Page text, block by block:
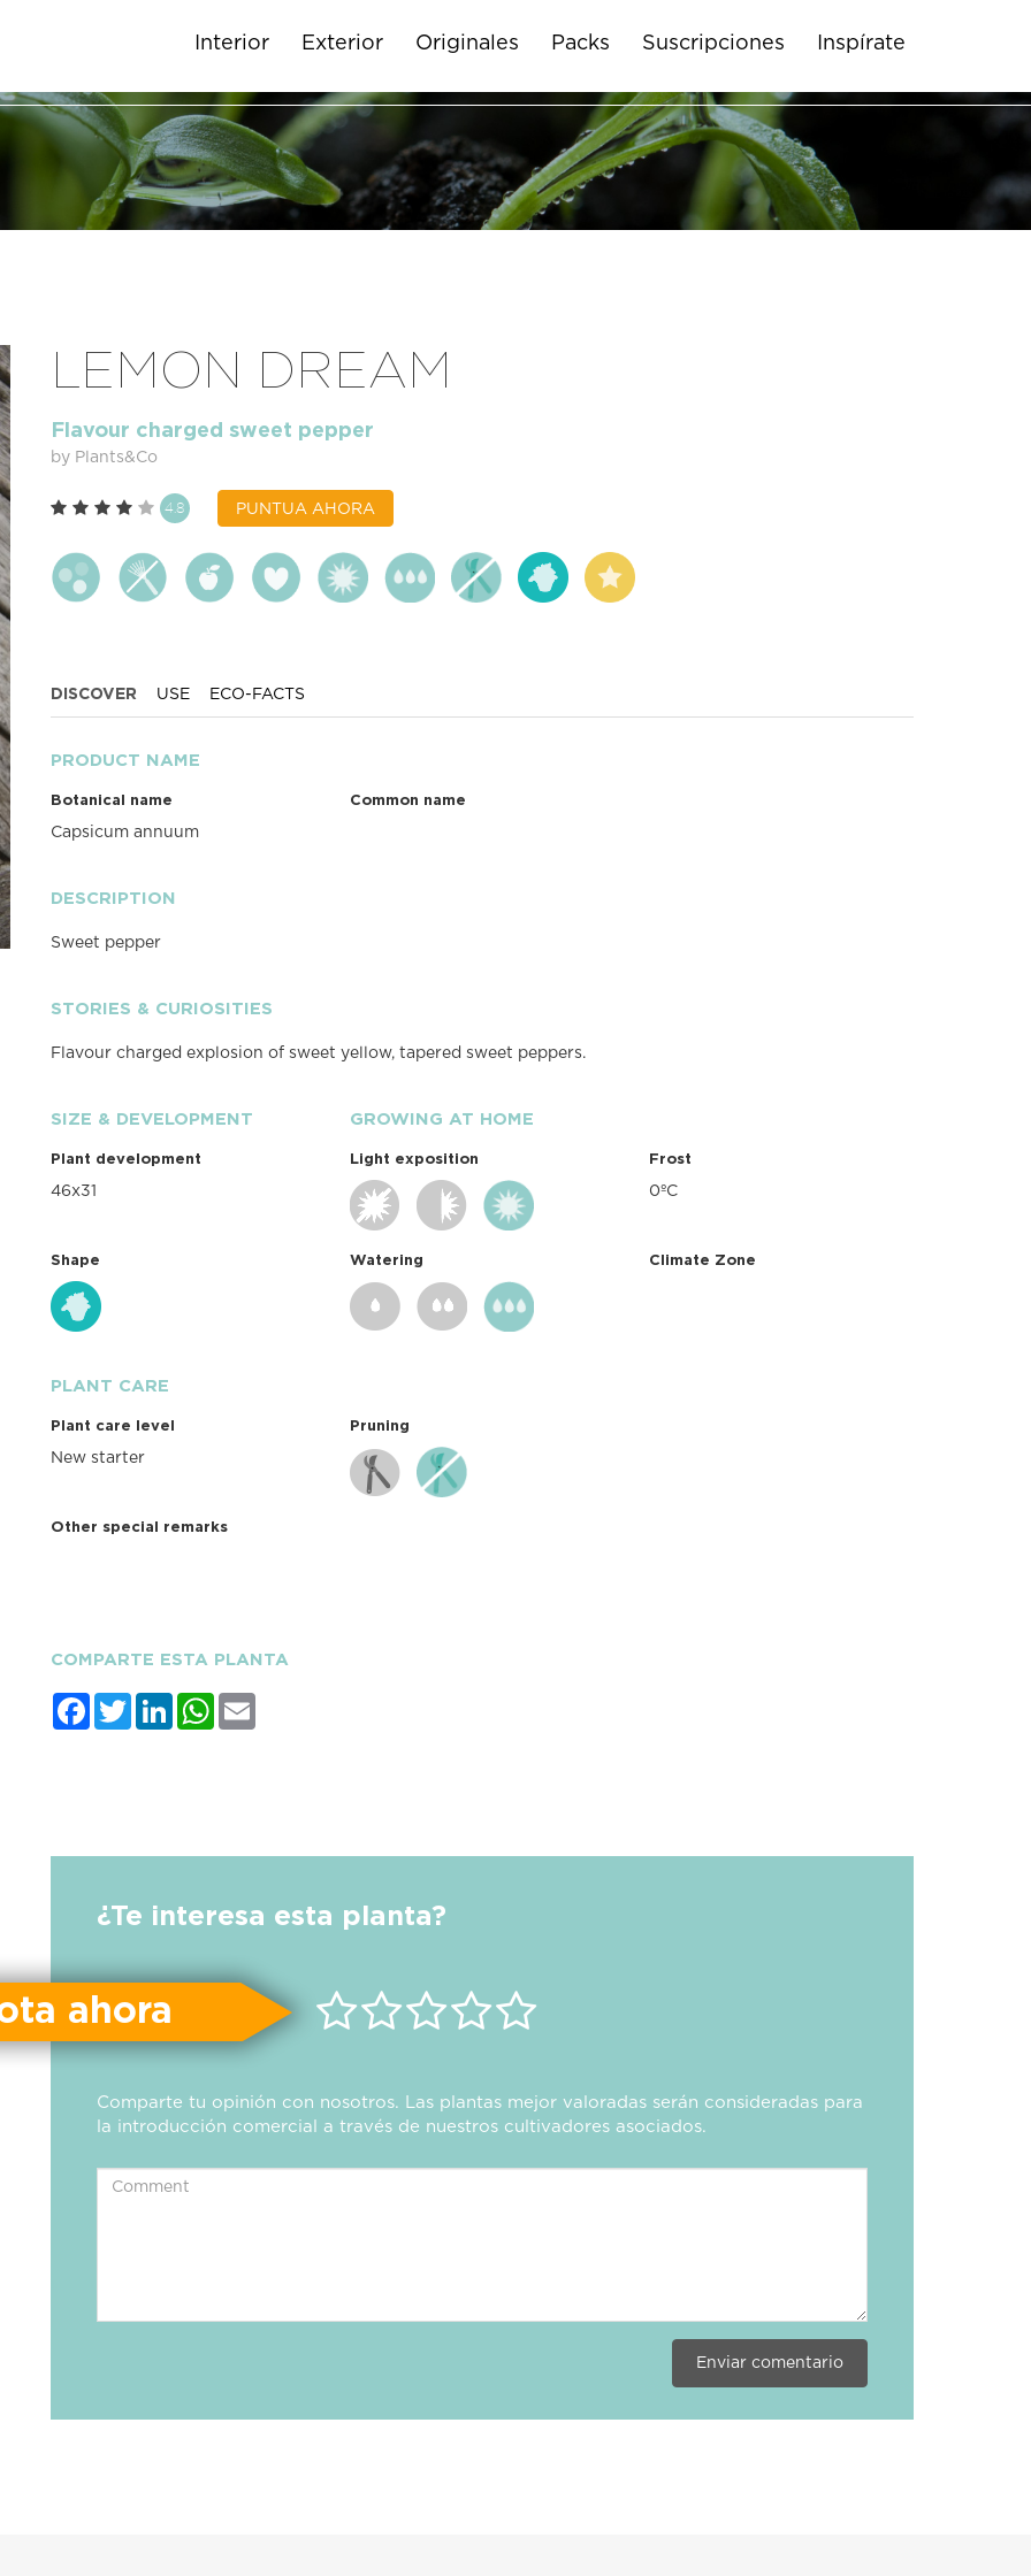
Interior Exterior Originales Packs Suscripciones Inspírate
LEMON DREAM
Flavour charged sweet pepper
by Plants&Co
4.8 PUNTUA AHORA
DISCOVER USE ECO-FACTS
PRODUCT NAME
Botanical name
Capsicum annuum
Common name
DESCRIPTION
Sweet pepper
STORIES & CURIOSITIES
Flavour charged explosion of sweet yellow, tapered sweet peppers.
SIZE & DEVELOPMENT
Plant development
46x31
Shape
GROWING AT HOME
Light exposition
Watering
Frost
0ºC
Climate Zone
PLANT CARE
Plant care level
New starter
Pruning
Other special remarks
COMPARTE ESTA PLANTA
FacebookTwitterLinkedInWhatsApp
¿Te interesa esta planta?
ahora
Comparte tu opinión con nosotros. Las plantas mejor valoradas serán consideradas para
la introducción comercial a través de nuestros cultivadores asociados.
Enviar comentario